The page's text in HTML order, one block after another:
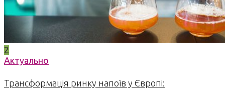
2
Актуально
Трансформація ринку напоїв у Європі: